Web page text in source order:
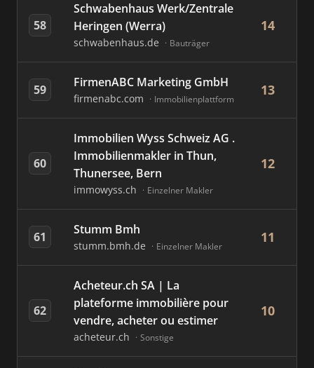
58
Schwabenhaus Werk/Zentrale
Heringen (Werra)
schwabenhaus.de Bauträger
14
59 FirmenABC Marketing GmbH
firmenabc.com Immobilienplattform
13
60
Immobilien Wyss Schweiz AG .
Immobilienmakler in Thun,
Thunersee, Bern
immowyss.ch Einzelner Makler
12
61 Stumm Bmh
stumm.bmh.de Einzelner Makler
11
62
Acheteur.ch SA | La
plateforme immobilière pour
vendre, acheter ou estimer
acheteur.ch Sonstige
10